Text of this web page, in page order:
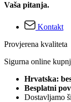
Vaša pitanja.
Kontakt
Provjerena kvaliteta
Sigurna online
Hrvatska:
Besplatni
Dostavljamo